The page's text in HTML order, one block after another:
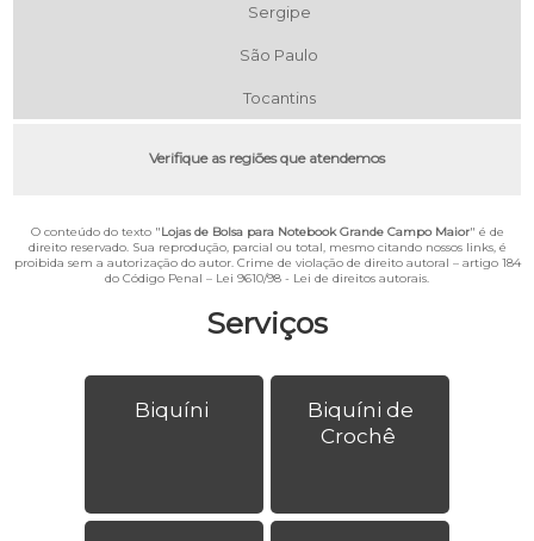
Serviços
Biquíni
Biquíni de
Crochê
Sergipe
São Paulo
Tocantins
Verifique as regiões que atendemos
O conteúdo do texto "Lojas de Bolsa para Notebook Grande Campo Maior" é de
direito reservado. Sua reprodução, parcial ou total, mesmo citando nossos links, é
proibida sem a autorização do autor. Crime de violação de direito autoral – artigo 184
do Código Penal – Lei 9610/98 - Lei de direitos autorais.